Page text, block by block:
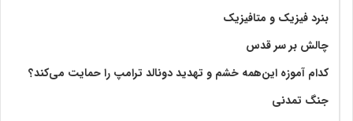
بنرد فیزیک و متافیزیک
چالش بر سر قدس
کدام آموزه این‌همه خشم و تهدید دونالد ترامپ را حمایت می‌کند؟
جنگ تمدنی